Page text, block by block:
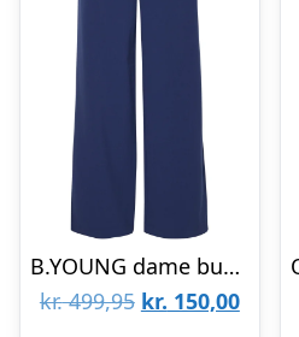
B.YOUNG dame bukser BYDANTA – Medieval Blue Mix
kr.499,95 Den
kr. 150,00Den